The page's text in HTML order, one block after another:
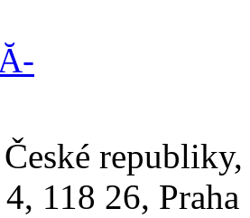
118 26,